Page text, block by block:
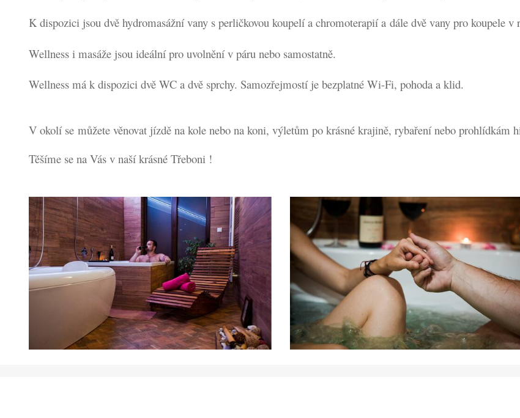
K dispozici jsou dvě hydromasážní vany s perličkovou koupelí a chromoterapiía dále dvě vany pro koupele
Wellness i masáže jsou ideální pro uvolnění v páru nebo samostatně.
Wellness má k dispozici dvě WC a dvě sprchy. Samozřejmostí je bezplatné Wi-Fi, pohoda a klid.
V okolí se můžete věnovat jízdě na kole nebo na koni, výletům po krásné krajině, rybaření nebo prohlídkám
Těšíme se na Vás v naší krásné Třeboni !